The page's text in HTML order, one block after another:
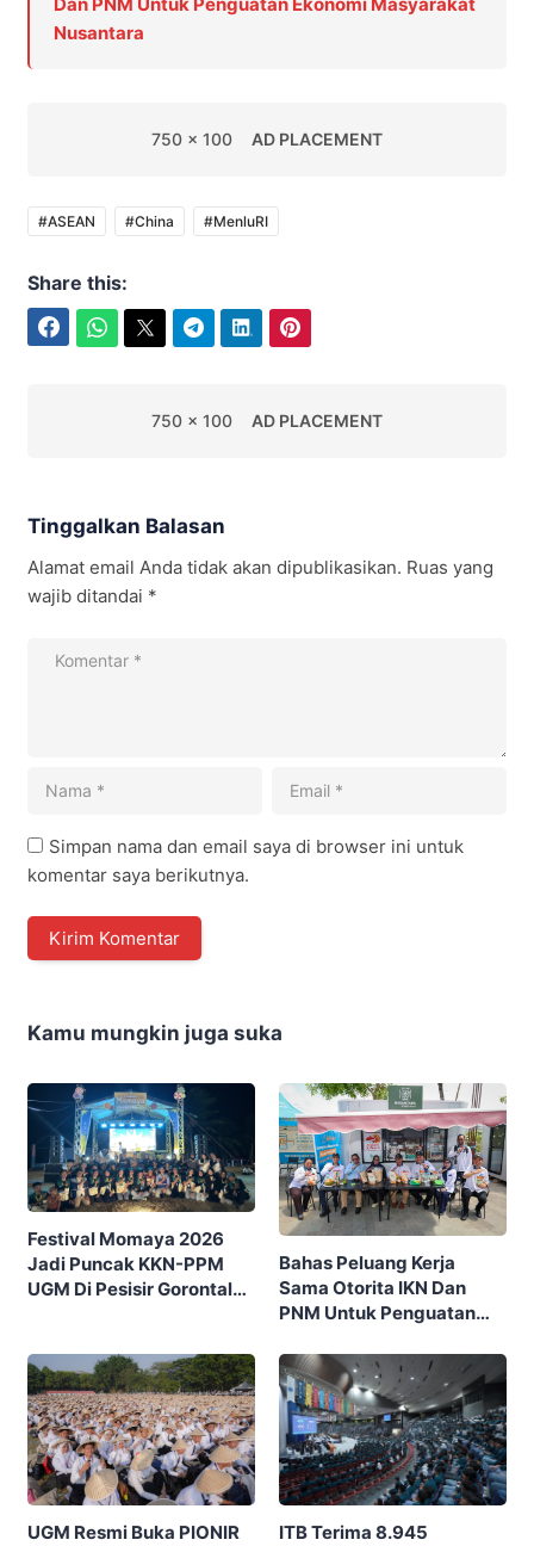
Nusantara
750 x 100 AD PLACEMENT
#ASEAN #China #MenluRI
Share this:
750 x 100 AD PLACEMENT
Tinggalkan Balasan
Alamat email Anda tidak akan dipublikasikan. Ruas yang
wajib ditandai *
Simpan nama dan email saya di browser ini untuk
komentar saya berikutnya.
Kamu mungkin juga suka
Festival Momaya 2026
Jadi Puncak KKN-PPM
UGM Di Pesisir Gorontalo,
Bahas Peluang Kerja
Sama Otorita IKN Dan
PNM Untuk Penguatan
Nusantara
UGM Resmi Buka PIONIR
ITB Terima 8.945